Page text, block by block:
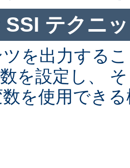
SSI テクニ
を出力する
を設定し、
を使用でき